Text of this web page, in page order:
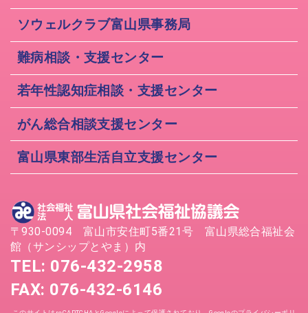
ソウェルクラブ富山県事務局
難病相談・支援センター
若年性認知症相談・支援センター
がん総合相談支援センター
富山県東部生活自立支援センター
〒930-0094 富山市安住町5番21号 富山県総合福祉会
館（サンシップとやま）内
TEL: 076-432-2958
FAX: 076-432-6146